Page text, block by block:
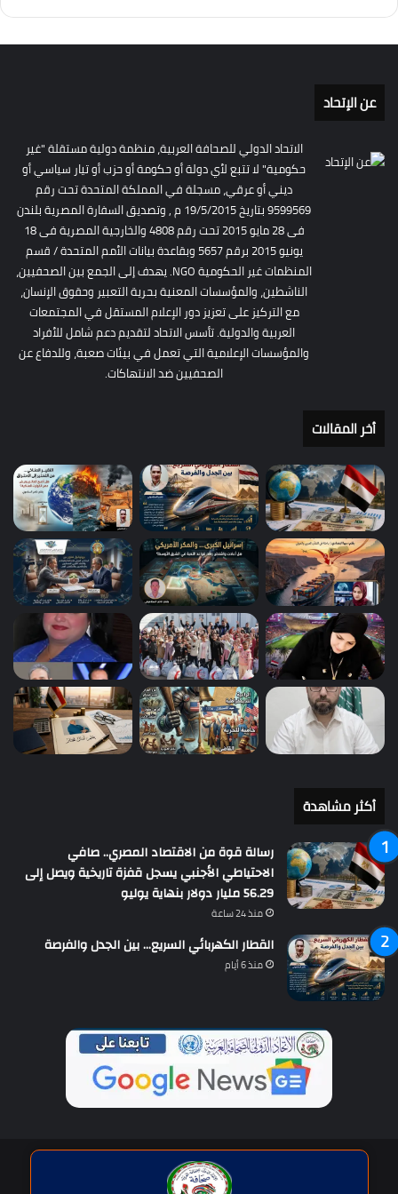
عن الإتحاد
الاتحاد الدولي للصحافة العربية، منظمة دولية مستقلة "غير
حكومية" لا تتبع لأي دولة أو حكومة أو حزب أو تيار سياسي أو
ديني أو عرقي، مسجلة في المملكة المتحدة تحت رقم
9599569 بتاريخ 19/5/2015 م , وتصديق السفارة المصرية بلندن
فى 28 مايو 2015 تحت رقم 4808 والخارجية المصرية فى 18
يونيو 2015 برقم 5657 وبقاعدة بيانات الأمم المتحدة / قسم
المنظمات غير الحكومية NGO. يهدف إلى الجمع بين الصحفيين،
الناشطين، والمؤسسات المعنية بحرية التعبير وحقوق الإنسان،
مع التركيز على تعزيز دور الإعلام المستقل في المجتمعات
العربية والدولية. تأسس الاتحاد لتقديم دعم شامل للأفراد
والمؤسسات الإعلامية التي تعمل في بيئات صعبة، وللدفاع عن
الصحفيين ضد الانتهاكات.
أخر المقالات
أكثر مشاهدة
رسالة قوة من الاقتصاد المصري.. صافي
الاحتياطي الأجنبي يسجل قفزة تاريخية ويصل إلى
56.29 مليار دولار بنهاية يوليو
منذ 24 ساعة
القطار الكهربائي السريع… بين الجدل والفرصة
منذ 6 أيام
حقوق النشر © | جميع الحقوق محفوظة للاتحاد الدولى للصحافة العربية
2026